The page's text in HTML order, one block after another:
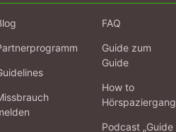
FAQ
Guide zum
Guide
How to
Hörspaziergang
Podcast „Guide